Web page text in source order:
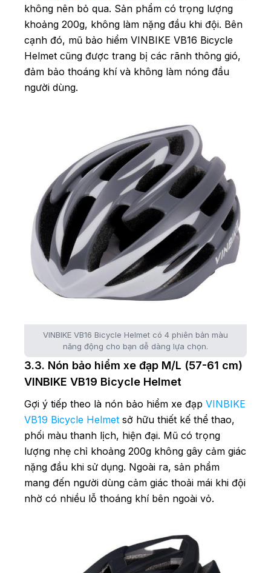
không nên bỏ qua. Sản phẩm có trọng lượng
khoảng 200g, không làm nặng đầu khi đội. Bên
cạnh đó, mũ bảo hiểm VINBIKE VB16 Bicycle
Helmet cũng được trang bị các rãnh thông gió,
đảm bảo thoáng khí và không làm nóng đầu
người dùng.
VINBIKE VB16 Bicycle Helmet có 4 phiên bản màu
năng động cho bạn dễ dàng lựa chọn.
3.3. Nón bảo hiểm xe đạp M/L (57-61 cm)
VINBIKE VB19 Bicycle Helmet
Gợi ý tiếp theo là nón bảo hiểm xe đạp VINBIKE
VB19 Bicycle Helmet sở hữu thiết kế thể thao,
phối màu thanh lịch, hiện đại. Mũ có trọng
lượng nhẹ chỉ khoảng 200g không gây cảm giác
nặng đầu khi sử dụng. Ngoài ra, sản phẩm
mang đến người dùng cảm giác thoải mái khi đội
nhờ có nhiều lỗ thoáng khí bên ngoài vỏ.